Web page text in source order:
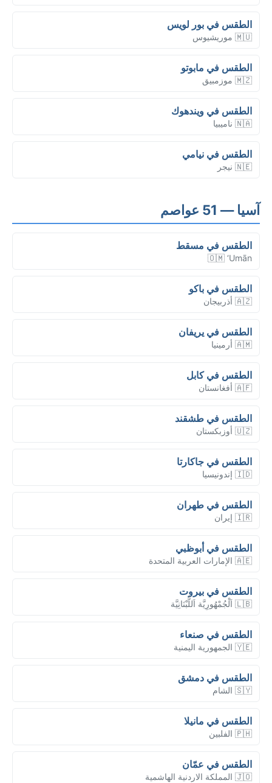
الطقس في بور لويس
🇲🇺 موريشيوس
الطقس في مابوتو
🇲🇿 موزمبيق
الطقس في ويندهوك
🇳🇦 ناميبيا
الطقس في نيامي
🇳🇪 نيجر
آسيا — 51 عواصم
الطقس في مسقط
🇴🇲 ‘Umān
الطقس في باكو
🇦🇿 أذربيجان
الطقس في يريفان
🇦🇲 أرمينيا
الطقس في كابل
🇦🇫 أفغانستان
الطقس في طشقند
🇺🇿 أوزبكستان
الطقس في جاكارتا
🇮🇩 إندونيسيا
الطقس في طهران
🇮🇷 إيران
الطقس في أبوظبي
🇦🇪 الإمارات العربية المتحدة
الطقس في بيروت
🇱🇧 اَلْجُمْهُورِيَّة اَللُّبْنَانِيَّة
الطقس في صنعاء
🇾🇪 الجمهورية اليمنية
الطقس في دمشق
🇸🇾 الشام
الطقس في مانيلا
🇵🇭 الفلبين
الطقس في عمّان
🇯🇴 المملكة الاردنية الهاشمية